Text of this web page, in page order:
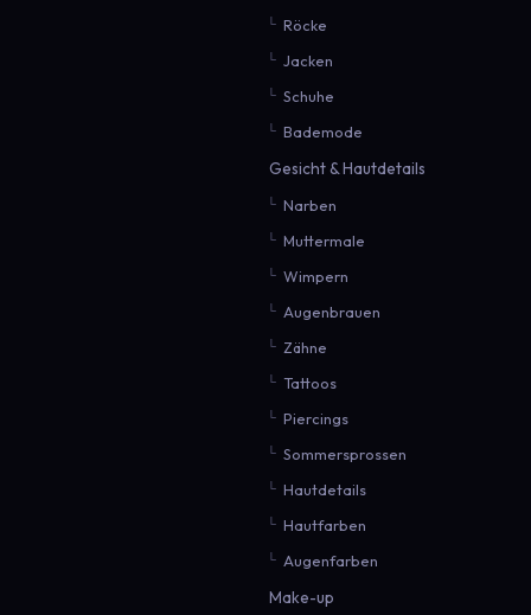
Röcke
Jacken
Schuhe
Bademode
Gesicht & Hautdetails
Narben
Muttermale
Wimpern
Augenbrauen
Zähne
Tattoos
Piercings
Sommersprossen
Hautdetails
Hautfarben
Augenfarben
Make-up